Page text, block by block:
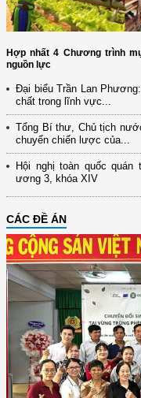
Hợp nhất 4 Chương trình
nguồn lực
Đại biểu Trần Lan
chất trong lĩnh vực...
Tổng Bí thư, Chủ tịch
chuyển chiến lược của...
Hội nghị toàn quốc
ương 3, khóa XIV
CÁC ĐỀ ÁN